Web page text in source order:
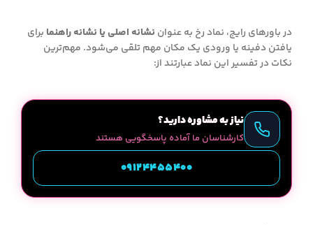
در باورهای رایج، نماد رخ به عنوان نشانه اصلی یا نشانه راهنما برای
یافتن دفینه یا ورودی یک مکان مهم تلقی می‌شود. مهم‌ترین
نکات در تفسیر این نماد عبارتند از:
نیاز به مشاوره دارید؟
کارشناسان ما آماده پاسخگویی هستند
09124455400